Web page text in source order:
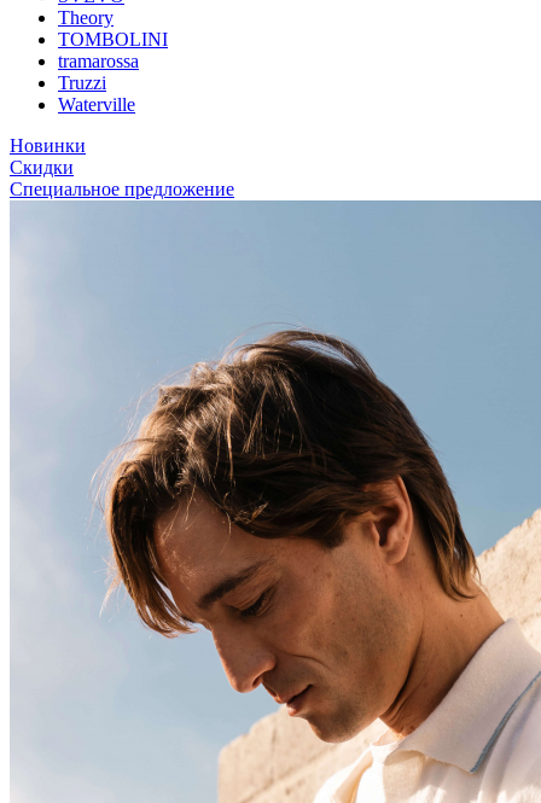
Theory
TOMBOLINI
tramarossa
Truzzi
Waterville
Новинки
Скидки
Специальное предложение